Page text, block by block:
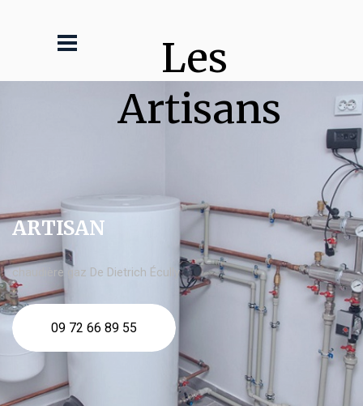
Les
Artisans
ARTISAN
chaudière gaz De Dietrich Écully
09 72 66 89 55